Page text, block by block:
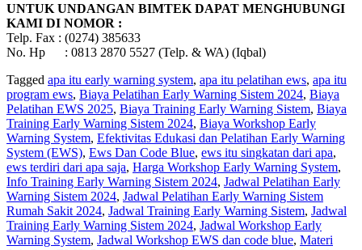
UNTUK UNDANGAN BIMTEK DAPAT MENGHUBUNGI
KAMI DI NOMOR :
Telp. Fax : (0274) 385633
No. Hp : 0813 2870 5527 (Telp. & WA) (Iqbal)
Tagged apa itu early warning system, apa itu pelatihan ews, apa itu
program ews, Biaya Pelatihan Early Warning Sistem 2024, Biaya
Pelatihan EWS 2025, Biaya Training Early Warning Sistem, Biaya
Training Early Warning Sistem 2024, Biaya Workshop Early
Warning System, Efektivitas Edukasi dan Pelatihan Early Warning
System (EWS), Ews Dan Code Blue, ews itu singkatan dari apa,
ews terdiri dari apa saja, Harga Workshop Early Warning System,
Info Training Early Warning Sistem 2024, Jadwal Pelatihan Early
Warning Sistem 2024, Jadwal Pelatihan Early Warning Sistem
Rumah Sakit 2024, Jadwal Training Early Warning Sistem, Jadwal
Training Early Warning Sistem 2024, Jadwal Workshop Early
Warning System, Jadwal Workshop EWS dan code blue, Materi